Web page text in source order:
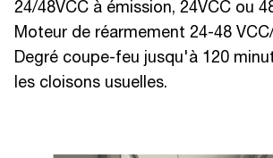
24/48VCC à émission, 24VCC ou
Moteur de réarmement 24-48
Degré coupe-feu jusqu'à 120
les cloisons usuelles.